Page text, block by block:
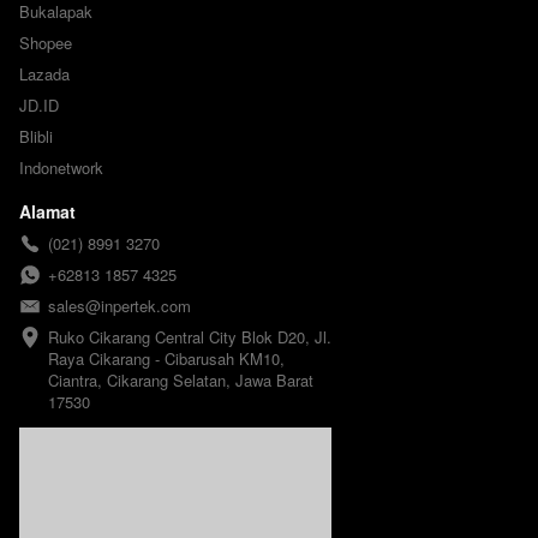
Bukalapak
Shopee
Lazada
JD.ID
Blibli
Indonetwork
Alamat
(021) 8991 3270
+62813 1857 4325
sales@inpertek.com
Ruko Cikarang Central City Blok D20, Jl.
Raya Cikarang - Cibarusah KM10,
Ciantra, Cikarang Selatan, Jawa Barat
17530